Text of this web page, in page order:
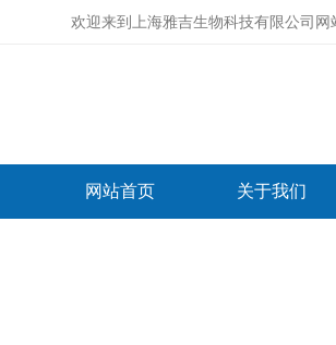
欢迎来到 上海雅吉生物科技有限公司网
网站首页 关于我们